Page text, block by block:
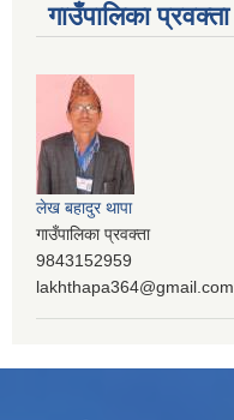
गाउँपालिका प्रवक्ता
लेख बहादुर थापा
गाउँपालिका प्रवक्ता
9843152959
lakhthapa364@gmail.com